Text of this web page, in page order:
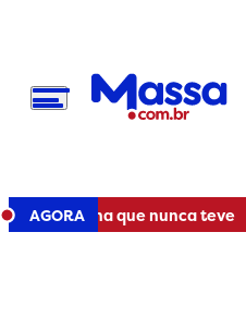
AGORA
de filha que nunca teve •